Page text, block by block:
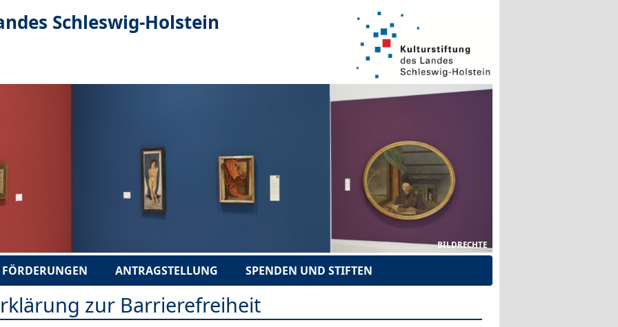
Schleswig-Holstein
BILDRECHTE
FÖRDERUNGEN ANTRAGSTELLUNG SPENDEN UND STIFTEN
zur Barrierefreiheit